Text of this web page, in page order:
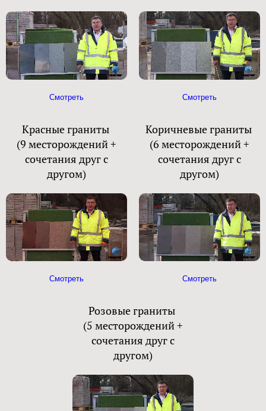
Смотреть Смотреть
Красные граниты
(9 месторождений +
сочетания друг с
другом)
Смотреть
Коричневые граниты
(6 месторождений +
сочетания друг с
другом)
Смотреть
Розовые граниты
(5 месторождений +
сочетания друг с
другом)